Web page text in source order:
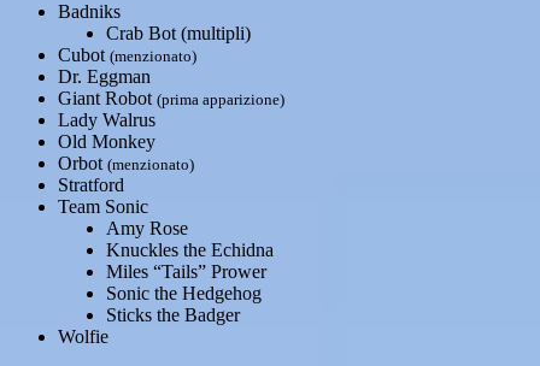
Badniks
Crab Bot (multipli)
Cubot (menzionato)
Dr. Eggman
Giant Robot (prima apparizione)
Lady Walrus
Old Monkey
Orbot (menzionato)
Stratford
Team Sonic
Amy Rose
Knuckles the Echidna
Miles “Tails” Prower
Sonic the Hedgehog
Sticks the Badger
Wolfie